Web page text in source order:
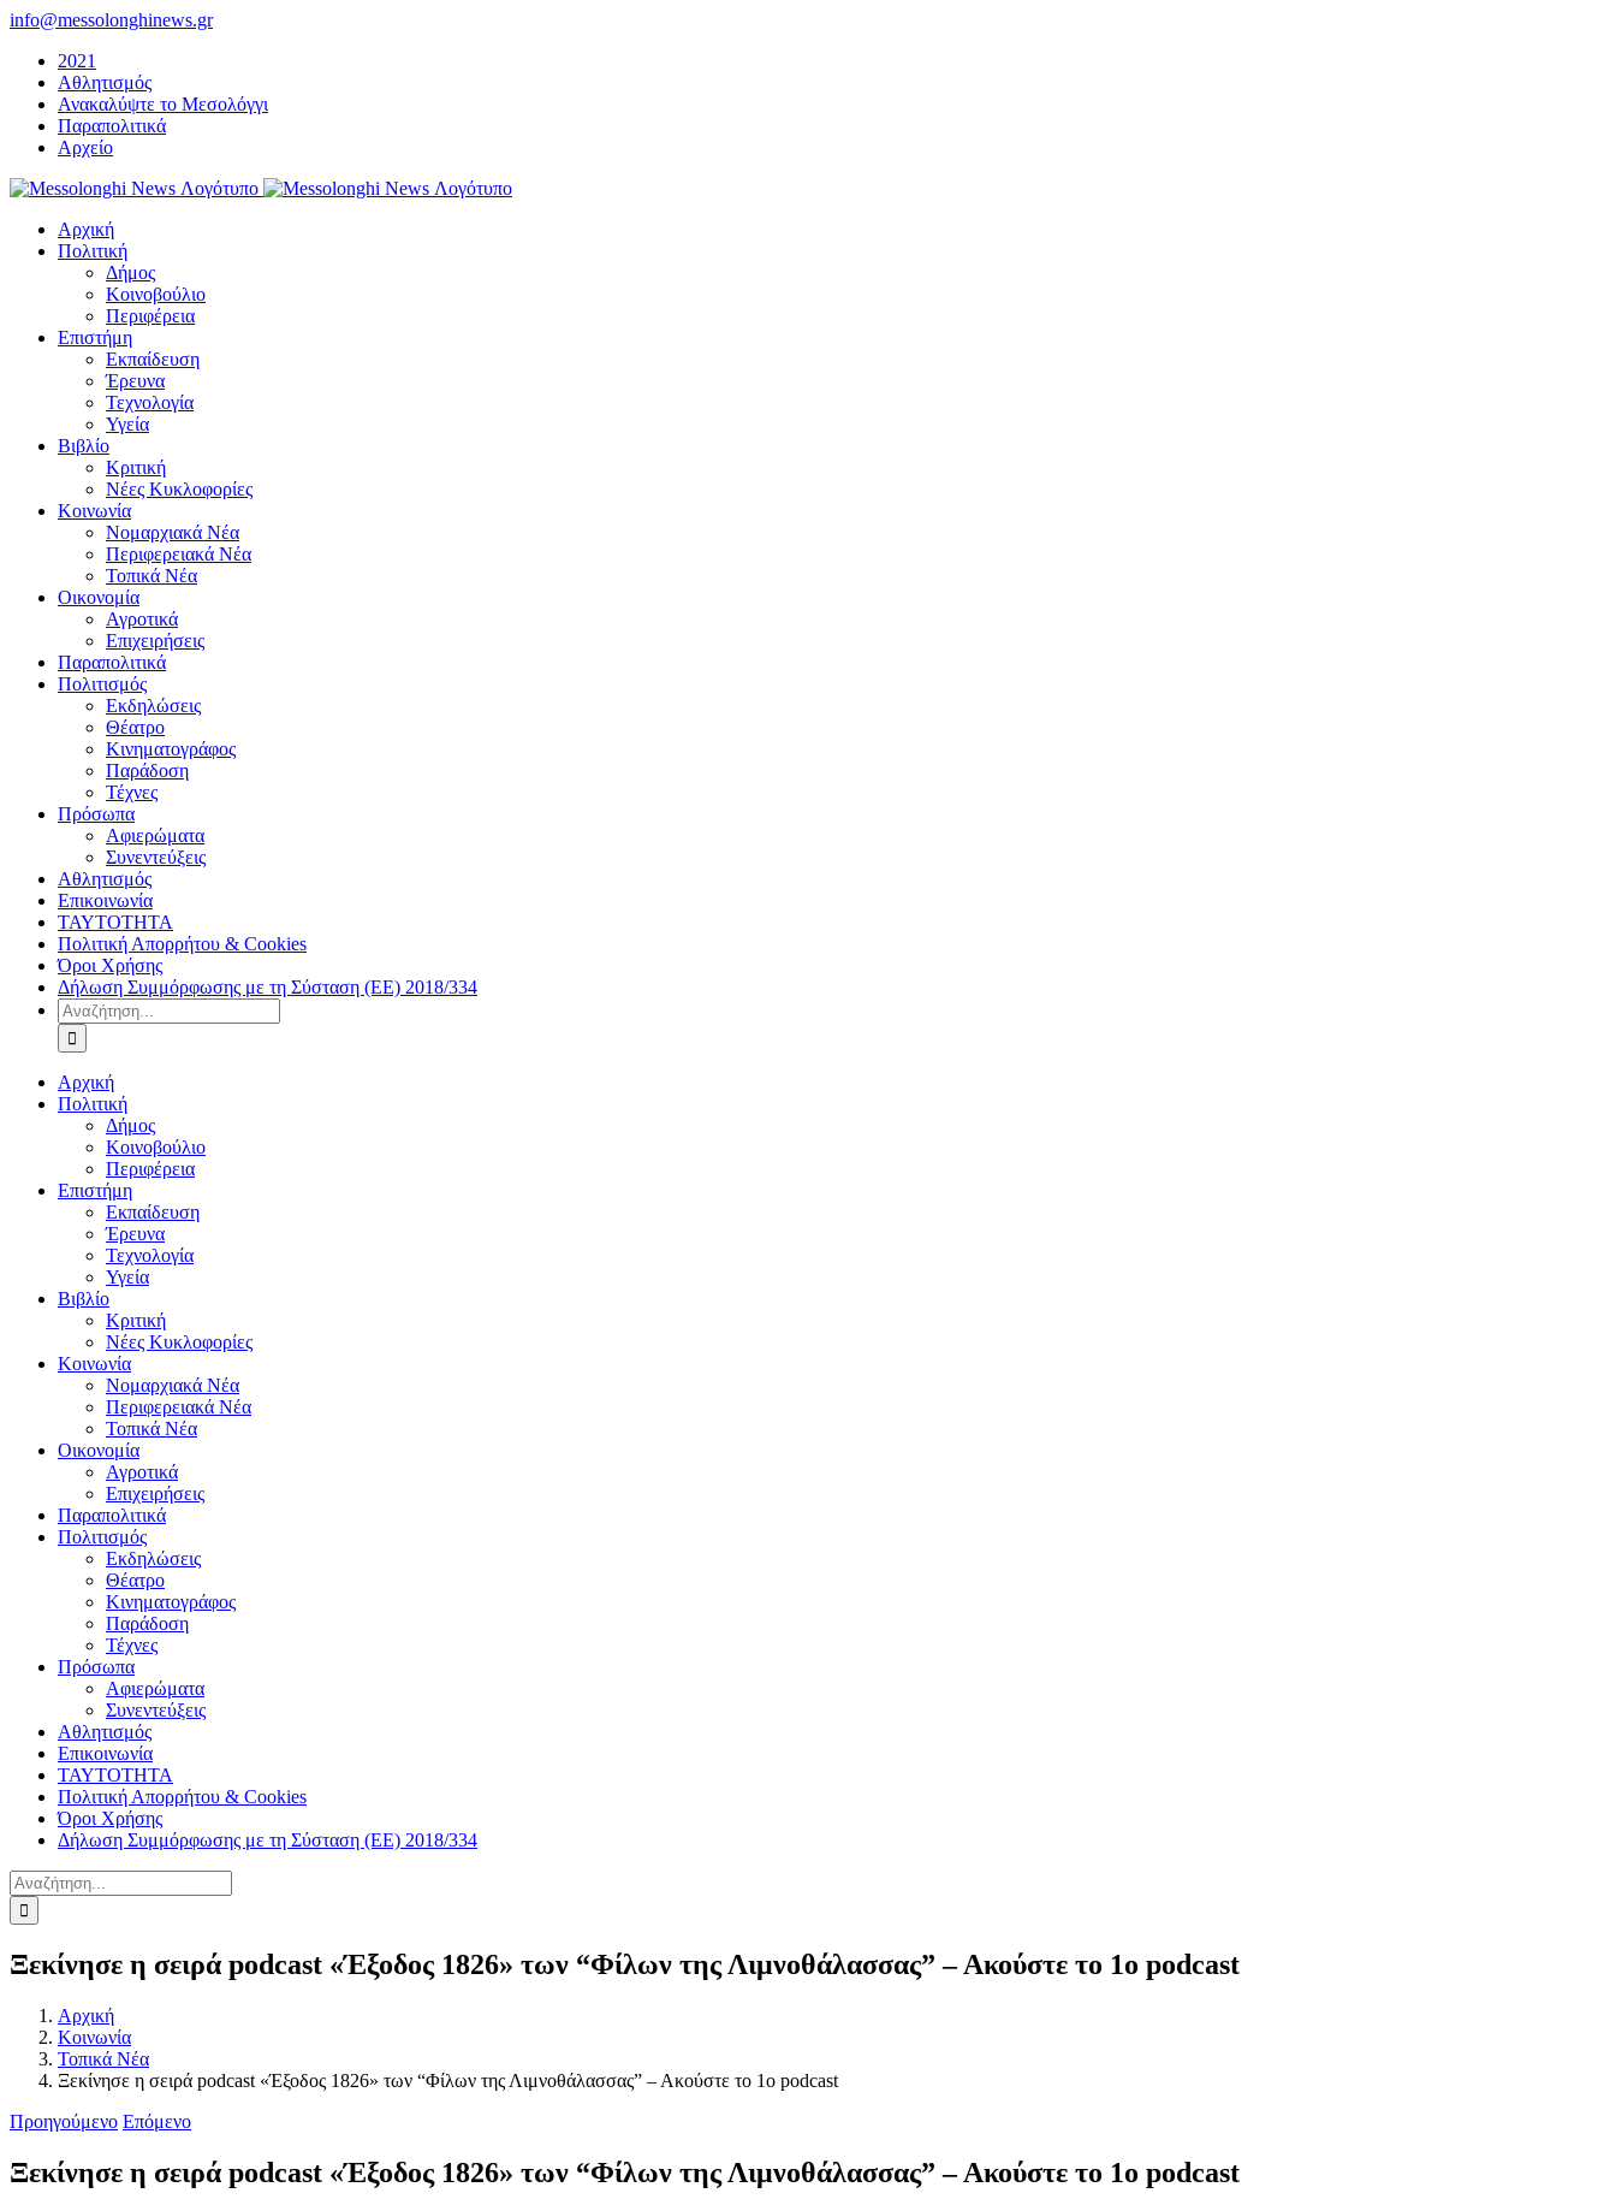
Μετάβαση
περιεχόμενο
info@messolonghinews.gr
2021
Αθλητισμός
Ανακαλύψτε το Μεσολόγγι
Παραπολιτικά
Αρχείο
Αρχική
Πολιτική
Δήμος
Κοινοβούλιο
Περιφέρεια
Επιστήμη
Εκπαίδευση
Έρευνα
Τεχνολογία
Υγεία
Βιβλίο
Κριτική
Νέες Κυκλοφορίες
Κοινωνία
Νομαρχιακά Νέα
Περιφερειακά Νέα
Τοπικά Νέα
Οικονομία
Αγροτικά
Επιχειρήσεις
Παραπολιτικά
Πολιτισμός
Εκδηλώσεις
Θέατρο
Κινηματογράφος
Παράδοση
Τέχνες
Πρόσωπα
Αφιερώματα
Συνεντεύξεις
Αθλητισμός
Επικοινωνία
ΤΑΥΤΟΤΗΤΑ
Πολιτική Απορρήτου & Cookies
Όροι Χρήσης
Δήλωση Συμμόρφωσης με τη Σύσταση (ΕΕ) 2018/334
Αναζήτηση
για:
Αρχική
Πολιτική
Δήμος
Κοινοβούλιο
Περιφέρεια
Επιστήμη
Εκπαίδευση
Έρευνα
Τεχνολογία
Υγεία
Βιβλίο
Κριτική
Νέες Κυκλοφορίες
Κοινωνία
Νομαρχιακά Νέα
Περιφερειακά Νέα
Τοπικά Νέα
Οικονομία
Αγροτικά
Επιχειρήσεις
Παραπολιτικά
Πολιτισμός
Εκδηλώσεις
Θέατρο
Κινηματογράφος
Παράδοση
Τέχνες
Πρόσωπα
Αφιερώματα
Συνεντεύξεις
Αθλητισμός
Επικοινωνία
ΤΑΥΤΟΤΗΤΑ
Πολιτική Απορρήτου & Cookies
Όροι Χρήσης
Δήλωση Συμμόρφωσης με τη Σύσταση (ΕΕ) 2018/334
Αναζήτηση
για:
Ξεκίνησε η σειρά podcast «Έξοδος 1826» των “Φίλων της Λιμνοθάλασσας” – Ακούστε το 1ο podcast
Αρχική
Κοινωνία
Τοπικά Νέα
Ξεκίνησε η σειρά podcast «Έξοδος 1826» των “Φίλων της Λιμνοθάλασσας” – Ακούστε το 1ο podcast
Προηγούμενο Επόμενο
Ξεκίνησε η σειρά podcast «Έξοδος 1826» των “Φίλων της Λιμνοθάλασσας” – Ακούστε το 1ο podcast